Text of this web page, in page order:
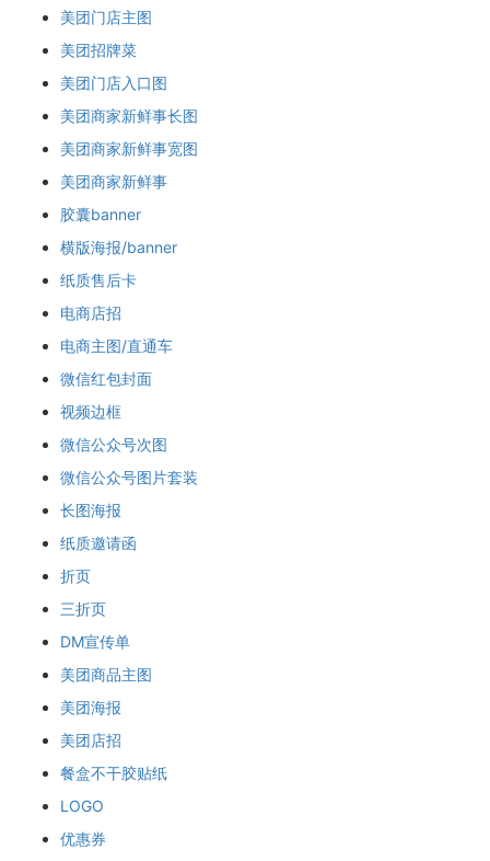
美团门店主图
美团招牌菜
美团门店入口图
美团商家新鲜事长图
美团商家新鲜事宽图
美团商家新鲜事
胶囊banner
横版海报/banner
纸质售后卡
电商店招
电商主图/直通车
微信红包封面
视频边框
微信公众号次图
微信公众号图片套装
长图海报
纸质邀请函
折页
三折页
DM宣传单
美团商品主图
美团海报
美团店招
餐盒不干胶贴纸
LOGO
优惠券